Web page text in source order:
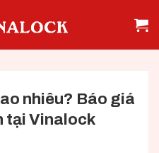
nhiêu? Báo giá
tại Vinalock